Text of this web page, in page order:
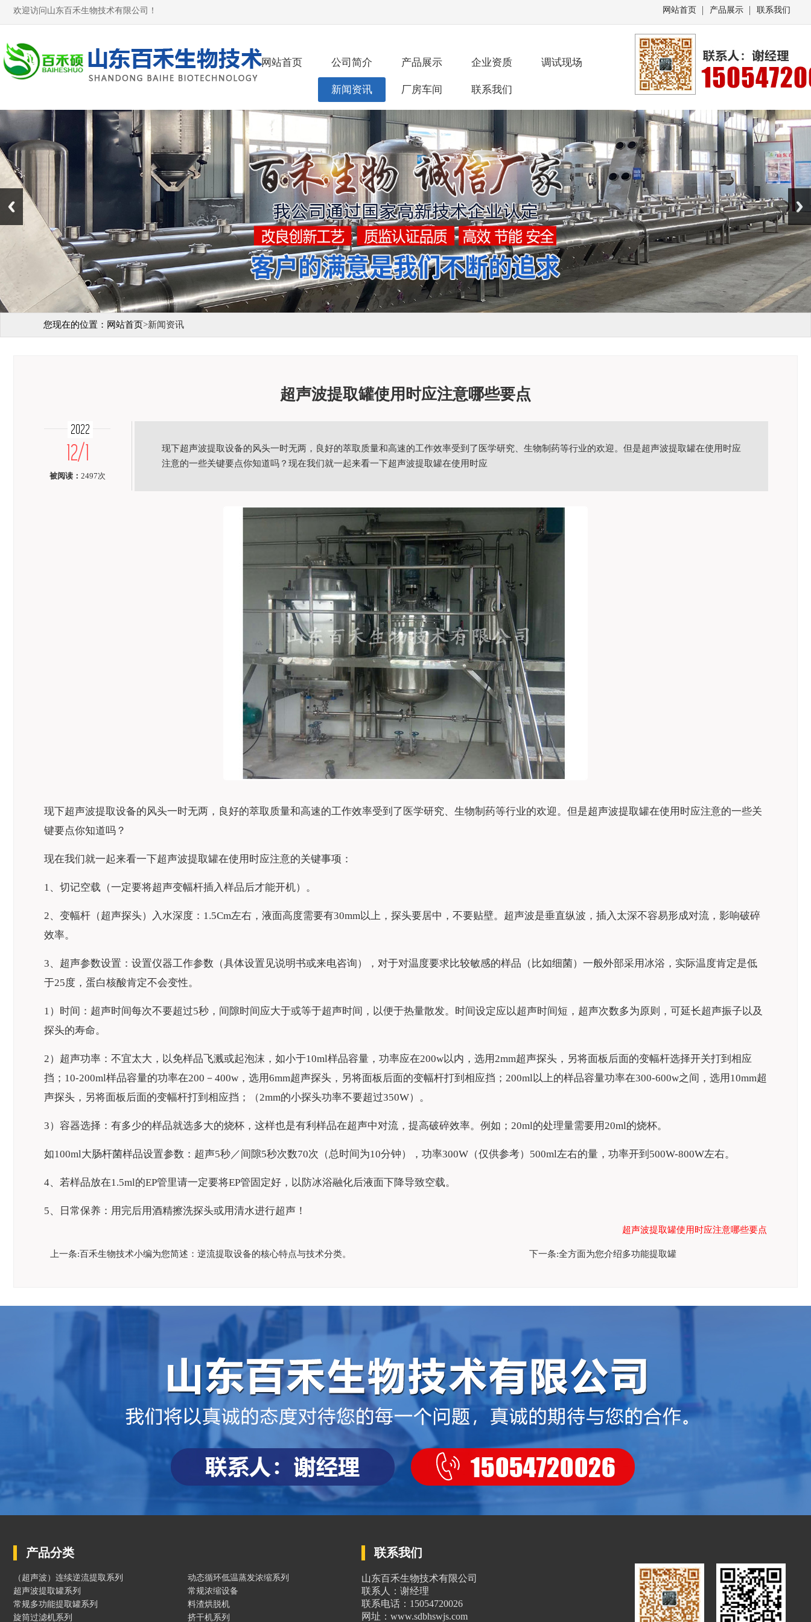
欢迎访问山东百禾生物技术有限公司！ 网站首页 产品展示 联系我们
网站首页 公司简介 产品展示 企业资质 调试现场
新闻资讯 厂房车间 联系我们
您现在的位置： 网站首页>新闻资讯
超声波提取罐使用时应注意哪些要点
2022
12/1
被阅读： 2497次
现下超声波提取设备的风头一时无两，良好的萃取质量和高速的工作效率受到了医学研究、生物制药等行业的欢迎。但是超声波提取罐在使用时应
注意的一些关键要点你知道吗？现在我们就一起来看一下超声波提取罐在使用时应
现下超声波提取设备的风头一时无两，良好的萃取质量和高速的工作效率受到了医学研究、生物制药等行业的欢迎。但是超声波提取罐在使用时应注意的一些关
键要点你知道吗？
现在我们就一起来看一下超声波提取罐在使用时应注意的关键事项：
1、切记空载（一定要将超声变幅杆插入样品后才能开机）。
2、变幅杆（超声探头）入水深度：1.5Cm左右，液面高度需要有30mm以上，探头要居中，不要贴壁。超声波是垂直纵波，插入太深不容易形成对流，影响破碎
效率。
3、超声参数设置：设置仪器工作参数（具体设置见说明书或来电咨询），对于对温度要求比较敏感的样品（比如细菌）一般外部采用冰浴，实际温度肯定是低
于25度，蛋白核酸肯定不会变性。
1）时间：超声时间每次不要超过5秒，间隙时间应大于或等于超声时间，以便于热量散发。时间设定应以超声时间短，超声次数多为原则，可延长超声振子以及
探头的寿命。
2）超声功率：不宜太大，以免样品飞溅或起泡沫，如小于10ml样品容量，功率应在200w以内，选用2mm超声探头，另将面板后面的变幅杆选择开关打到相应
挡；10-200ml样品容量的功率在200－400w，选用6mm超声探头，另将面板后面的变幅杆打到相应挡；200ml以上的样品容量功率在300-600w之间，选用10mm超
声探头，另将面板后面的变幅杆打到相应挡；（2mm的小探头功率不要超过350W）。
3）容器选择：有多少的样品就选多大的烧杯，这样也是有利样品在超声中对流，提高破碎效率。例如；20ml的处理量需要用20ml的烧杯。
如100ml大肠杆菌样品设置参数：超声5秒／间隙5秒次数70次（总时间为10分钟），功率300W（仅供参考）500ml左右的量，功率开到500W-800W左右。
4、若样品放在1.5ml的EP管里请一定要将EP管固定好，以防冰浴融化后液面下降导致空载。
5、日常保养：用完后用酒精擦洗探头或用清水进行超声！
超声波提取罐使用时应注意哪些要点
上一条:百禾生物技术小编为您简述：逆流提取设备的核心特点与技术分类。 下一条:全方面为您介绍多功能提取罐
产品分类
（超声波）连续逆流提取系列
动态循环低温蒸发浓缩系列
超声波提取罐系列
常规浓缩设备
常规多功能提取罐系列
料渣烘脱机
旋筒过滤机系列
挤干机系列
联系我们
山东百禾生物技术有限公司
联系人：谢经理
联系电话：15054720026
网址：www.sdbhswjs.com